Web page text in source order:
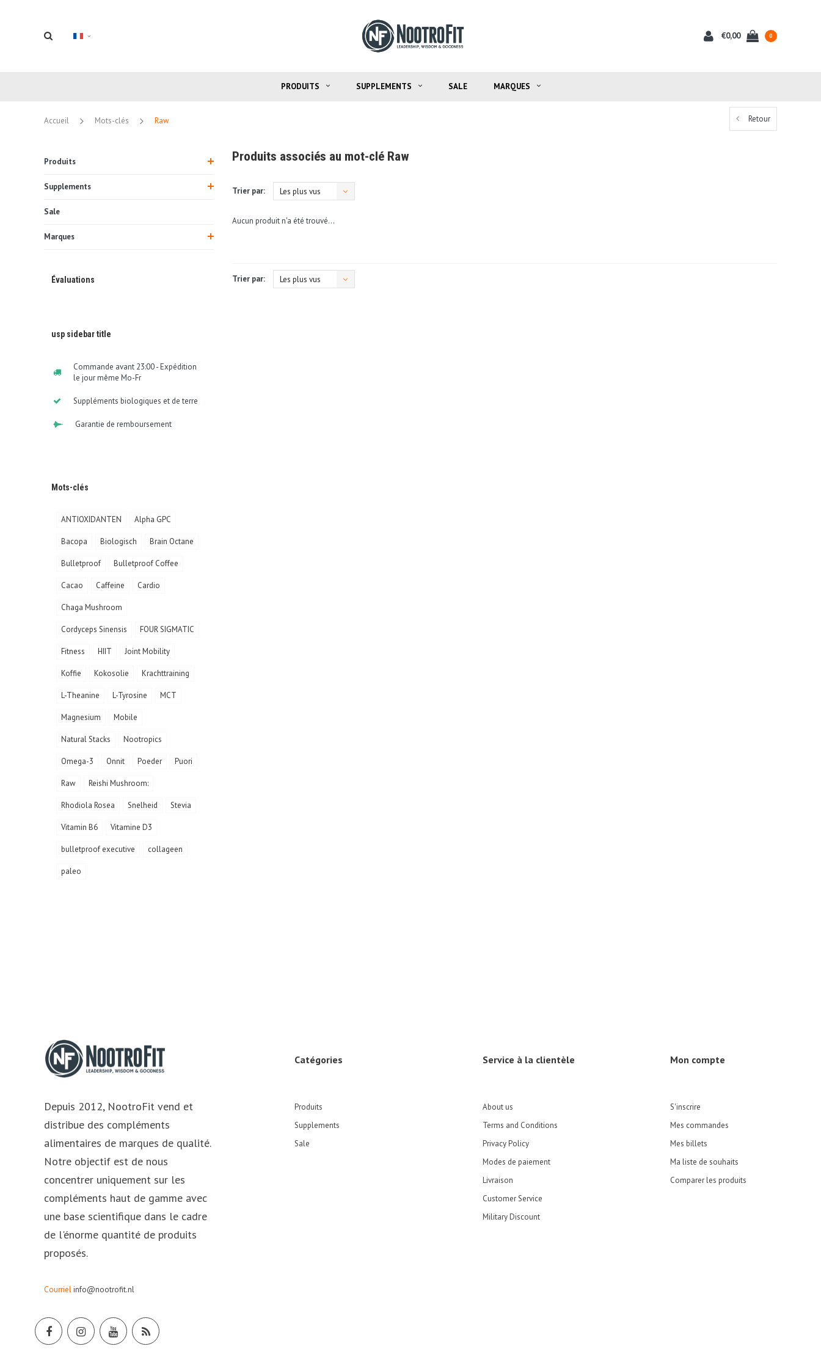
€0,00 0
PRODUITS SUPPLEMENTS SALE MARQUES
Accueil Mots-clés Raw Retour
Produits
Supplements
Sale
Marques
Évaluations
usp sidebar title
Commande avant 23:00 - Expédition
le jour même Mo-Fr
Suppléments biologiques et de terre
Garantie de remboursement
Mots-clés
ANTIOXIDANTEN Alpha GPC
Bacopa Biologisch Brain Octane
Bulletproof Bulletproof Coffee
Cacao Caffeine Cardio
Chaga Mushroom
Cordyceps Sinensis FOUR SIGMATIC
Fitness HIIT Joint Mobility
Koffie Kokosolie Krachttraining
L-Theanine L-Tyrosine MCT
Magnesium Mobile
Natural Stacks Nootropics
Omega-3 Onnit Poeder Puori
Raw Reishi Mushroom:
Rhodiola Rosea Snelheid Stevia
Vitamin B6 Vitamine D3
bulletproof executive collageen
paleo
Produits associés au mot-clé Raw
Trier par: Les plus vus
Aucun produit n'a été trouvé...
Trier par: Les plus vus
Depuis 2012, NootroFit vend et
distribue des compléments
alimentaires de marques de qualité.
Notre objectif est de nous
concentrer uniquement sur les
compléments haut de gamme avec
une base scientifique dans le cadre
de l'énorme quantité de produits
proposés.
Courrielinfo@nootrofit.nl
Catégories
Produits
Supplements
Sale
Service à la clientèle
About us
Terms and Conditions
Privacy Policy
Modes de paiement
Livraison
Customer Service
Military Discount
Mon compte
S'inscrire
Mes commandes
Mes billets
Ma liste de souhaits
Comparer les produits